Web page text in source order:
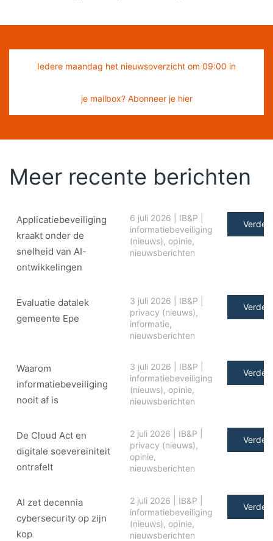
Iedere maandag het nieuwsoverzicht om 09:00 in
je mailbox? Abonneer je hier
Meer recente berichten
Applicatiebeveiliging
kraakt onder de
snelheid van AI-
ontwikkelingen
6 juli 2026 IB&P
informatiebeveiliging
(nieuws), opinie,
nieuwsberichten
Verder
Evaluatie datalek
gemeente Epe
3 juli 2026 IB&P
privacy (nieuws),
informatie,
nieuwsberichten
Verder
Waarom
informatiebeveiliging
nooit af is
3 juli 2026 IB&P
informatiebeveiliging
(nieuws), opinie,
nieuwsberichten
Verder
De Cloud Act en
digitale soe­ve­rei­ni­teit
ontrafelt
2 juli 2026 IB&P
privacy (nieuws),
opinie,
nieuwsberichten
Verder
AI zet decennia
cybersecurity op zijn
kop
2 juli 2026 IB&P
informatiebeveiliging
(nieuws), opinie,
nieuwsberichten
Verder